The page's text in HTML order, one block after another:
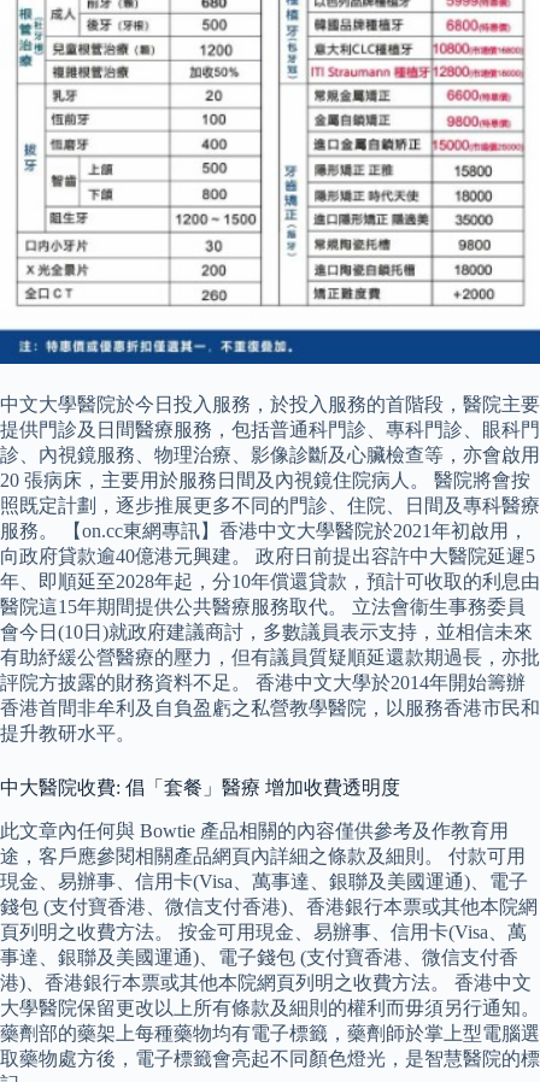
中文大學醫院於今日投入服務，於投入服務的首階段，醫院主要
提供門診及日間醫療服務，包括普通科門診、專科門診、眼科門
診、內視鏡服務、物理治療、影像診斷及心臟檢查等，亦會啟用
20 張病床，主要用於服務日間及內視鏡住院病人。 醫院將會按
照既定計劃，逐步推展更多不同的門診、住院、日間及專科醫療
服務。 【on.cc東網專訊】香港中文大學醫院於2021年初啟用，
向政府貸款逾40億港元興建。 政府日前提出容許中大醫院延遲5
年、即順延至2028年起，分10年償還貸款，預計可收取的利息由
醫院這15年期間提供公共醫療服務取代。 立法會衞生事務委員
會今日(10日)就政府建議商討，多數議員表示支持，並相信未來
有助紓緩公營醫療的壓力，但有議員質疑順延還款期過長，亦批
評院方披露的財務資料不足。 香港中文大學於2014年開始籌辦
香港首間非牟利及自負盈虧之私營教學醫院，以服務香港市民和
提升教研水平。
中大醫院收費: 倡「套餐」醫療 增加收費透明度
此文章內任何與 Bowtie 產品相關的內容僅供參考及作教育用
途，客戶應參閱相關產品網頁內詳細之條款及細則。 付款可用
現金、易辦事、信用卡(Visa、萬事達、銀聯及美國運通)、電子
錢包 (支付寶香港、微信支付香港)、香港銀行本票或其他本院網
頁列明之收費方法。 按金可用現金、易辦事、信用卡(Visa、萬
事達、銀聯及美國運通)、電子錢包 (支付寶香港、微信支付香
港)、香港銀行本票或其他本院網頁列明之收費方法。 香港中文
大學醫院保留更改以上所有條款及細則的權利而毋須另行通知。
藥劑部的藥架上每種藥物均有電子標籤，藥劑師於掌上型電腦選
取藥物處方後，電子標籤會亮起不同顏色燈光，是智慧醫院的標